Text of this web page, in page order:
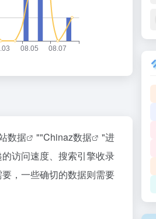
数据 ""Chinaz数据
"进
访问速度、搜索引擎收录
，一些确切的数据则需要